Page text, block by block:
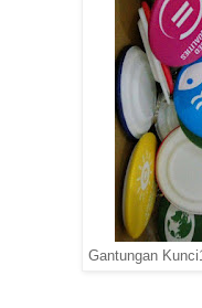
Gantungan